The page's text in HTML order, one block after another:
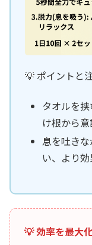
💡 ポイントと
タオルを
け根から意
息を吐き
い、より効
💡 効率を最大